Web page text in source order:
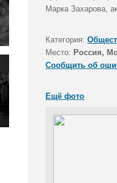
Марка Захарова,
Категория:
Место: Россия,
Сообщить об
Ещё фото